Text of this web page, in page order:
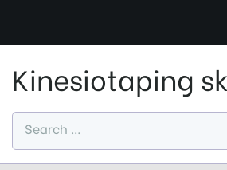
content
Kinesiotaping